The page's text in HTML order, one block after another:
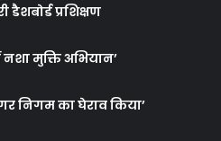
प्रशिक्षण
मुक्ति अभियान’
निगम का घेराव किया’